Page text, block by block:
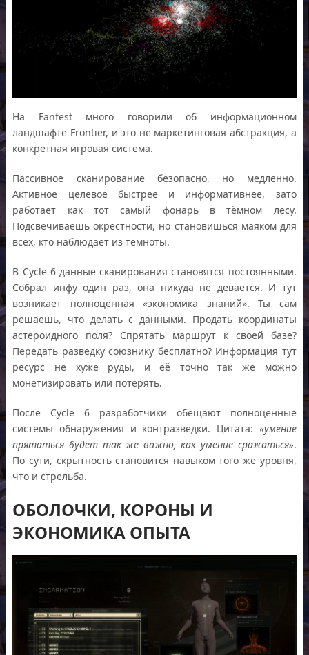
На Fanfest много говорили об информационном
ландшафте Frontier, и это не маркетинговая абстракция, а
конкретная игровая система.
Пассивное сканирование безопасно, но медленно.
Активное целевое быстрее и информативнее, зато
работает как тот самый фонарь в тёмном лесу.
Подсвечиваешь окрестности, но становишься маяком для
всех, кто наблюдает из темноты.
В Cycle 6 данные сканирования становятся постоянными.
Собрал инфу один раз, она никуда не девается. И тут
возникает полноценная «экономика знаний». Ты сам
решаешь, что делать с данными. Продать координаты
астероидного поля? Спрятать маршрут к своей базе?
Передать разведку союзнику бесплатно? Информация тут
ресурс не хуже руды, и её точно так же можно
монетизировать или потерять.
После Cycle 6 разработчики обещают полноценные
системы обнаружения и контразведки. Цитата: «умение
прятаться будет так же важно, как умение сражаться».
По сути, скрытность становится навыком того же уровня,
что и стрельба.
ОБОЛОЧКИ, КОРОНЫ И
ЭКОНОМИКА ОПЫТА